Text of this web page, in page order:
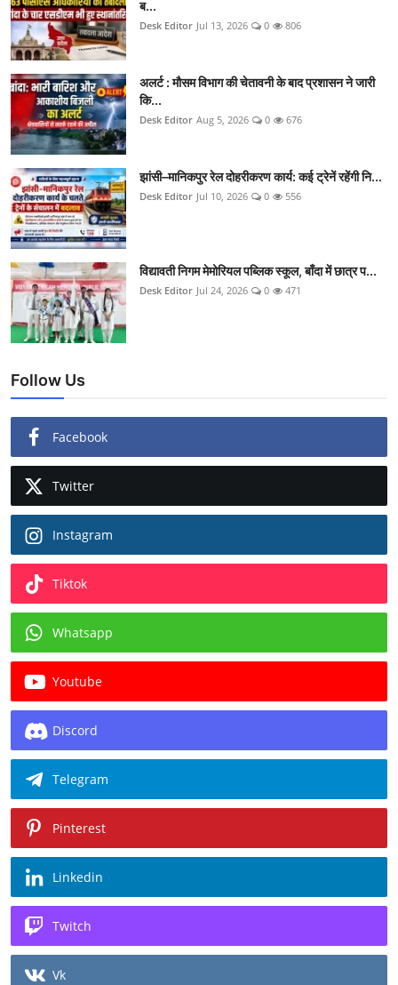
ब...
Desk Editor Jul 13, 2026 0 806
अलर्ट : मौसम विभाग की चेतावनी के बाद प्रशासन ने जारी
कि...
Desk Editor Aug 5, 2026 0 676
झांसी–मानिकपुर रेल दोहरीकरण कार्य: कई ट्रेनें रहेंगी नि...
Desk Editor Jul 10, 2026 0 556
विद्यावती निगम मेमोरियल पब्लिक स्कूल, बाँदा में छात्र प...
Desk Editor Jul 24, 2026 0 471
Follow Us
Facebook
Twitter
Instagram
Tiktok
Whatsapp
Youtube
Discord
Telegram
Pinterest
Linkedin
Twitch
Vk